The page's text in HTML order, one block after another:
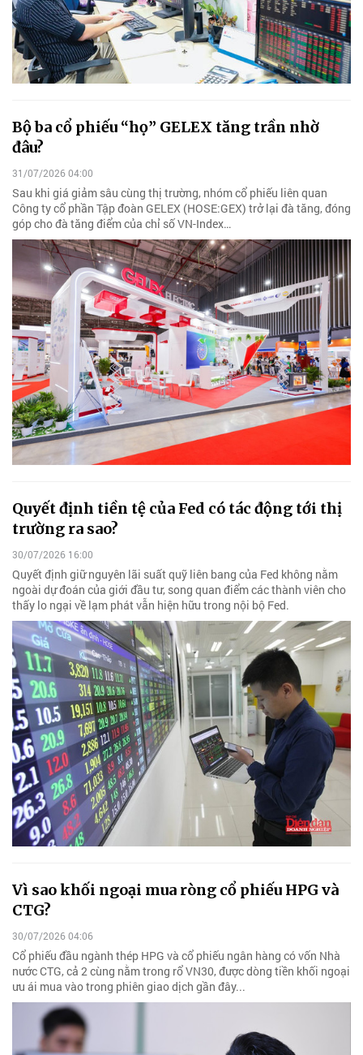
Bộ ba cổ phiếu “họ” GELEX tăng trần nhờ
đâu?
31/07/2026 04:00
Sau khi giá giảm sâu cùng thị trường, nhóm cổ phiếu liên quan
Công ty cổ phần Tập đoàn GELEX (HOSE:GEX) trở lại đà tăng, đóng
góp cho đà tăng điểm của chỉ số VN-Index…
Quyết định tiền tệ của Fed có tác động tới thị
trường ra sao?
30/07/2026 16:00
Quyết định giữ nguyên lãi suất quỹ liên bang của Fed không nằm
ngoài dự đoán của giới đầu tư, song quan điểm các thành viên cho
thấy lo ngại về lạm phát vẫn hiện hữu trong nội bộ Fed.
Vì sao khối ngoại mua ròng cổ phiếu HPG và
CTG?
30/07/2026 04:06
Cổ phiếu đầu ngành thép HPG và cổ phiếu ngân hàng có vốn Nhà
nước CTG, cả 2 cùng nằm trong rổ VN30, được dòng tiền khối ngoại
ưu ái mua vào trong phiên giao dịch gần đây...